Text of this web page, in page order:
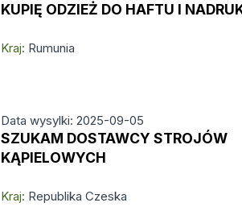
KUPIĘ ODZIEŻ DO HAFTU I
Kraj: Rumunia
Data wysylki: 2025-09-05
SZUKAM DOSTAWCY STROJÓW
KĄPIELOWYCH
Kraj: Republika Czeska